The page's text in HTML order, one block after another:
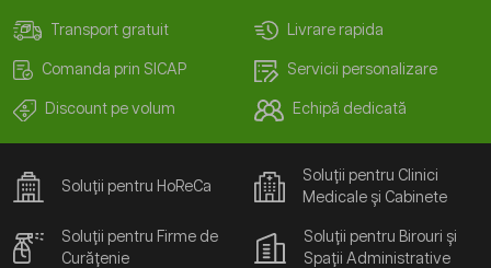
Transport gratuit Livrare rapida
Comanda prin SICAP Servicii personalizare
Discount pe volum Echipă dedicată
Soluții pentru HoReCa
Soluții pentru Clinici
Medicale și Cabinete
Soluții pentru Firme de
Curățenie
Soluții pentru Birouri și
Spații Administrative